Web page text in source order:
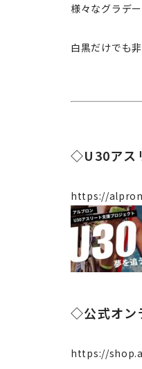
様々なグラデ
白黒だけでも
◇U30アス
https://
◇公式オン
https://